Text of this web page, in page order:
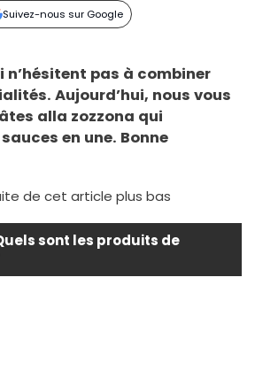
Suivez-nous sur Google
n’hésitent pas à combiner
Aujourd’hui, nous vous
alla zozzona qui
en une. Bonne
de cet article plus bas
sont les produits de